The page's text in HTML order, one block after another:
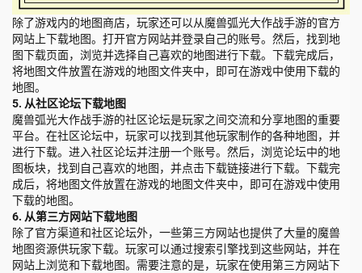
除了游戏内的地图商店，玩家还可以从魔兽弧光大作战手游的官方
网站上下载地图。打开官方网站并登录自己的账号。然后，找到地
图下载页面，浏览并选择自己喜欢的地图进行下载。下载完成后，
将地图文件放置在游戏的地图文件夹中，即可在游戏中使用下载的
地图。
5. 从社区论坛下载地图
魔兽弧光大作战手游的社区论坛是玩家之间交流和分享地图的重要
平台。在社区论坛中，玩家可以找到其他玩家制作的各种地图，并
进行下载。进入社区论坛并注册一个账号。然后，浏览论坛中的地
图板块，找到自己喜欢的地图，并点击下载链接进行下载。下载完
成后，将地图文件放置在游戏的地图文件夹中，即可在游戏中使用
下载的地图。
6. 从第三方网站下载地图
除了官方渠道和社区论坛外，一些第三方网站也提供了大量的魔兽
地图资源供玩家下载。玩家可以通过搜索引擎找到这些网站，并在
网站上浏览和下载地图。需要注意的是，玩家在使用第三方网站下